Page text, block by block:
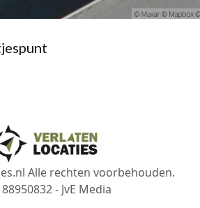
Alle rechten voorbehouden.
88950832 - JvE Media